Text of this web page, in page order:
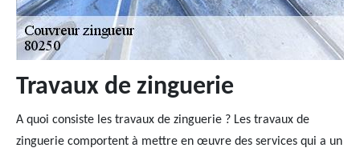
Travaux de zinguerie
A quoi consiste les travaux de zinguerie ? Les travaux de
zinguerie comportent à mettre en œuvre des services qui a un